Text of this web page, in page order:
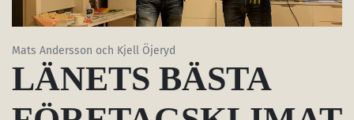
Mats Andersson och Kjell Öjeryd
LÄNETS BÄSTA